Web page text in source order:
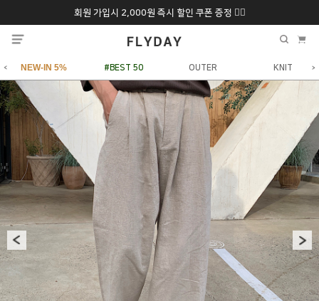
회원 가입시 2,000원 즉시 할인 쿠폰 증정 ❤️‍🔥
추석 특별 할인 10~20% 9/6 화 ~ 9/12월
NEW-IN 5% #BEST 50 OUTER KNIT